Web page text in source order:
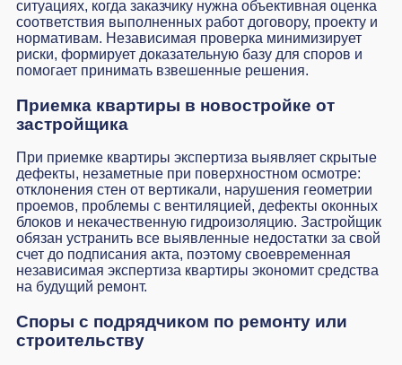
ситуациях, когда заказчику нужна объективная оценка
соответствия выполненных работ договору, проекту и
нормативам. Независимая проверка минимизирует
риски, формирует доказательную базу для споров и
помогает принимать взвешенные решения.
Приемка квартиры в новостройке от
застройщика
При приемке квартиры экспертиза выявляет скрытые
дефекты, незаметные при поверхностном осмотре:
отклонения стен от вертикали, нарушения геометрии
проемов, проблемы с вентиляцией, дефекты оконных
блоков и некачественную гидроизоляцию. Застройщик
обязан устранить все выявленные недостатки за свой
счет до подписания акта, поэтому своевременная
независимая экспертиза квартиры экономит средства
на будущий ремонт.
Споры с подрядчиком по ремонту или
строительству